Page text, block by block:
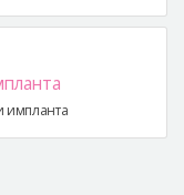
импланта